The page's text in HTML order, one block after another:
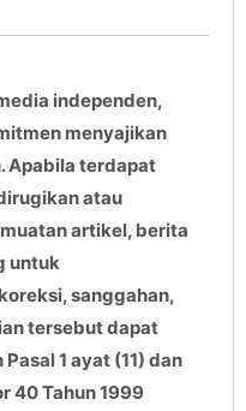
independen,
menyajikan
Apabila terdapat
atau
artikel, berita
untuk
sanggahan,
tersebut dapat
1 ayat (11) dan
40 Tahun 1999